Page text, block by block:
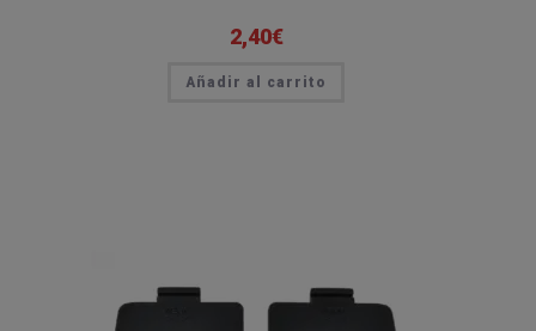
2,40€
Añadir al carrito